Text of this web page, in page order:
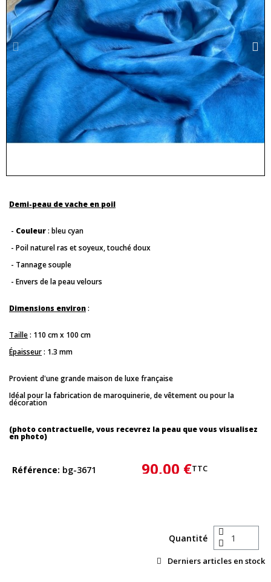
Demi-peau de vache en poil
- Couleur: bleu cyan
- Poil naturel ras et soyeux, touché doux
- Tannage souple
- Envers de la peau velours
Dimensions environ:
Taille: 110 cm x 100 cm
Épaisseur: 1.3 mm
Provient d'une grande maison de luxe française
Idéal pour la fabrication de maroquinerie, de vêtement ou pour la
décoration
(photo contractuelle, vous recevrez la peau que vous visualisez
en photo)
Référence bg-3671 90,00 €TTC
Quantité
Derniers articles en stock